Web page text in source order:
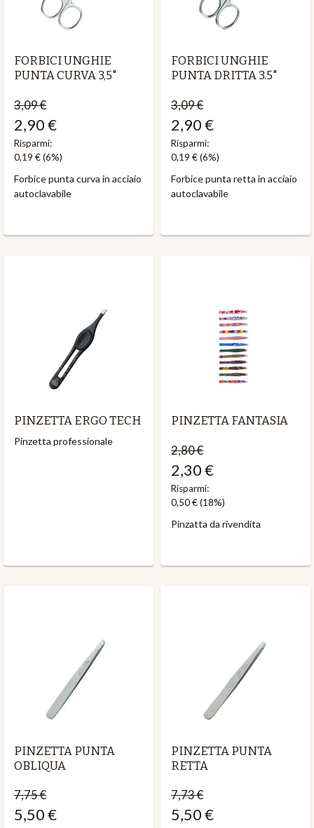
FORBICI UNGHIE
PUNTA CURVA 3,5"
3,09 €
2,90 €
Risparmi:
0,19 €(6%)
Forbice punta curva in acciaio
autoclavabile
FORBICI UNGHIE
PUNTA DRITTA 3.5"
3,09 €
2,90 €
Risparmi:
0,19 €(6%)
Forbice punta retta in acciaio
autoclavabile
PINZETTA ERGO TECH
Pinzetta professionale
PINZETTA FANTASIA
2,80 €
2,30 €
Risparmi:
0,50 €(18%)
Pinzatta da rivendita
PINZETTA PUNTA
OBLIQUA
7,75 €
5,50 €
PINZETTA PUNTA
RETTA
7,73 €
5,50 €